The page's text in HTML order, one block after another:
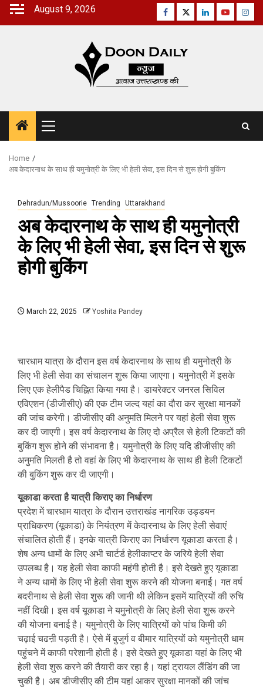
Skip
August 9, 2026 Facebook
TwitterLinkedinYoutube
Primary
Menu
Home
अब केदारनाथ के साथ ही यमुनोत्री के लिए भी हेली सेवा, इस दिन से शुरू होगी बुकिंग
Dehradun/Mussoorie Trending Uttarakhand
अब केदारनाथ के साथ ही यमुनोत्री
के लिए भी हेली सेवा, इस दिन से शुरू
होगी बुकिंग
March 22, 2025 Yoshita Pandey
चारधाम यात्रा के दौरान इस वर्ष केदारनाथ के साथ ही यमुनोत्री के
लिए भी हेली सेवा का संचालन शुरू किया जाएगा। यमुनोत्री में इसके
लिए एक हेलीपैड चिह्नित किया गया है। डायरेक्टर जनरल सिविल
एविएशन (डीजीसीए) की एक टीम जल्द यहां का दौरा कर सुरक्षा मानकों
की जांच करेगी। डीजीसीए की अनुमति मिलने पर यहां हेली सेवा शुरू
कर दी जाएगी। इस वर्ष केदारनाथ के लिए दो अप्रैल से हेली टिकटों की
बुकिंग शुरू होने की संभावना है। यमुनोत्री के लिए यदि डीजीसीए की
अनुमति मिलती है तो वहां के लिए भी केदारनाथ के साथ ही हेली टिकटों
की बुकिंग शुरू कर दी जाएगी।
यूकाडा करता है यात्री किराए का निर्धारण
प्रदेश में चारधाम यात्रा के दौरान उत्तराखंड नागरिक उड्डयन
प्राधिकरण (यूकाडा) के नियंत्रण में केदारनाथ के लिए हेली सेवाएं
संचालित होती हैं। इनके यात्री किराए का निर्धारण यूकाडा करता है।
शेष अन्य धामों के लिए अभी चार्टर्ड हेलीकाप्टर के जरिये हेली सेवा
उपलब्ध है। यह हेली सेवा काफी महंगी होती है। इसे देखते हुए यूकाडा
ने अन्य धामों के लिए भी हेली सेवा शुरू करने की योजना बनाई। गत वर्ष
बदरीनाथ से हेली सेवा शुरू की जानी थी लेकिन इसमें यात्रियों की रुचि
नहीं दिखी। इस वर्ष यूकाडा ने यमुनोत्री के लिए हेली सेवा शुरू करने
की योजना बनाई है। यमुनोत्री के लिए यात्रियों को पांच किमी की
चढ़ाई चढऩी पड़ती है। ऐसे में बुजुर्ग व बीमार यात्रियों को यमुनोत्री धाम
पहुंचने में काफी परेशानी होती है। इसे देखते हुए यूकाडा यहां के लिए भी
हेली सेवा शुरू करने की तैयारी कर रहा है। यहां ट्रायल लैंडिंग की जा
चुकी है। अब डीजीसीए की टीम यहां आकर सुरक्षा मानकों की जांच